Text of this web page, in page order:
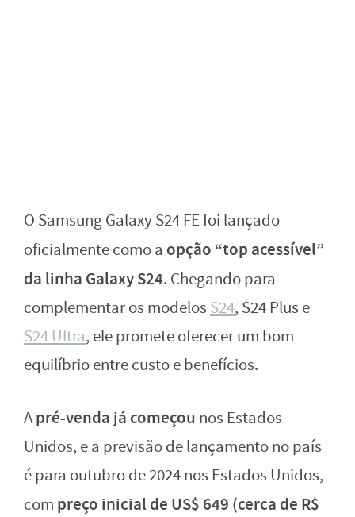
O Samsung Galaxy S24 FE foi lançado
oficialmente como a opção “top acessível”
da linha Galaxy S24. Chegando para
complementar os modelos S24, S24 Plus e
S24 Ultra, ele promete oferecer um bom
equilíbrio entre custo e benefícios.
Apré-venda já começou nos Estados
Unidos, e a previsão de lançamento no país
é para outubro de 2024 nos Estados Unidos,
com preço inicial de US$ 649 (cerca de R$